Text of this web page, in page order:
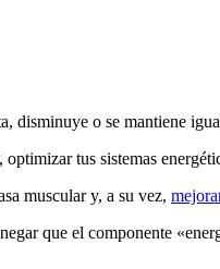
disminuye o se mantiene
tus sistemas
muscular y, a su vez,
que el componente